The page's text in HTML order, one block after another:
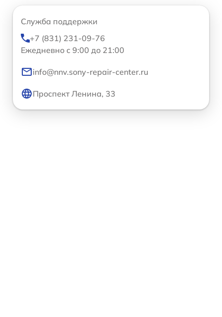
Служба поддержки
+7 (831) 231-09-76
Ежедневно с 9:00 до 21:00
info@nnv.sony-repair-center.ru
Проспект Ленина, 33